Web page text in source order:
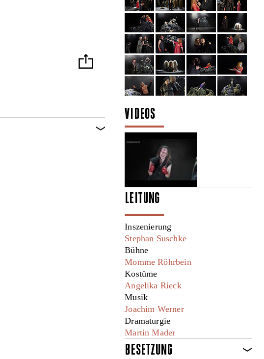
VIDEOS
LEITUNG
Inszenierung
Stephan Suschke
Bühne
Momme Röhrbein
Kostüme
Angelika Rieck
Musik
Joachim Werner
Dramaturgie
Martin Mader
BESETZUNG